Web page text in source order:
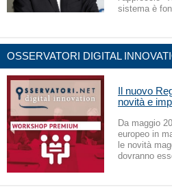
sistema è
OSSERVATORI DIGITAL
Il nuovo
novità e
Da maggio
europeo in
le novità
dovranno